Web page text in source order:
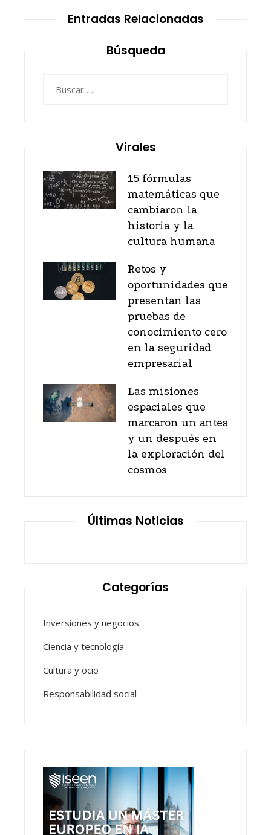
Entradas Relacionadas
Búsqueda
Virales
15 fórmulas
matemáticas que
cambiaron la
historia y la
cultura humana
Retos y
oportunidades que
presentan las
pruebas de
conocimiento cero
en la seguridad
empresarial
Las misiones
espaciales que
marcaron un antes
y un después en
la exploración del
cosmos
Últimas Noticias
Categorías
Inversiones y negocios
Ciencia y tecnología
Cultura y ocio
Responsabilidad social